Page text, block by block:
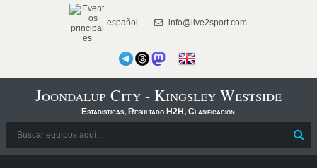
español info@live2sport.com
Joondalup City - Kingsley Westside
Estadísticas, Resultado H2H, Clasificación